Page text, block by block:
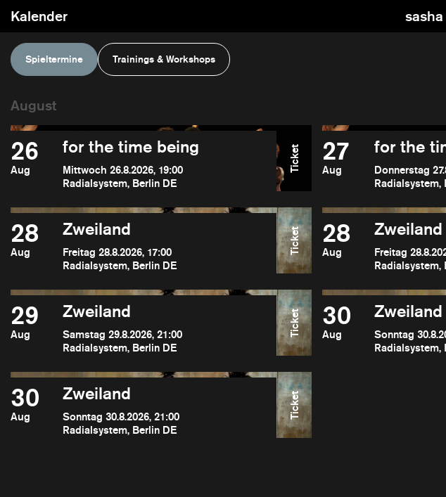
Kalender
Spieltermine Trainings & Workshops
26
Aug
for the time being
Mittwoch 26.8.2026, 19:00
Radialsystem, Berlin DE
Ticket 27
Aug
for the
Donnerstag
Radialsystem,
28
Aug
Zweiland
Freitag 28.8.2026, 17:00
Radialsystem, Berlin DE
Ticket 28
Aug
Zweiland
Freitag
Radialsystem,
29
Aug
Zweiland
Samstag 29.8.2026, 21:00
Radialsystem, Berlin DE
Ticket 30
Aug
Zweiland
Sonntag
Radialsystem,
30
Aug
Zweiland
Sonntag 30.8.2026, 21:00
Radialsystem, Berlin DE
Ticket